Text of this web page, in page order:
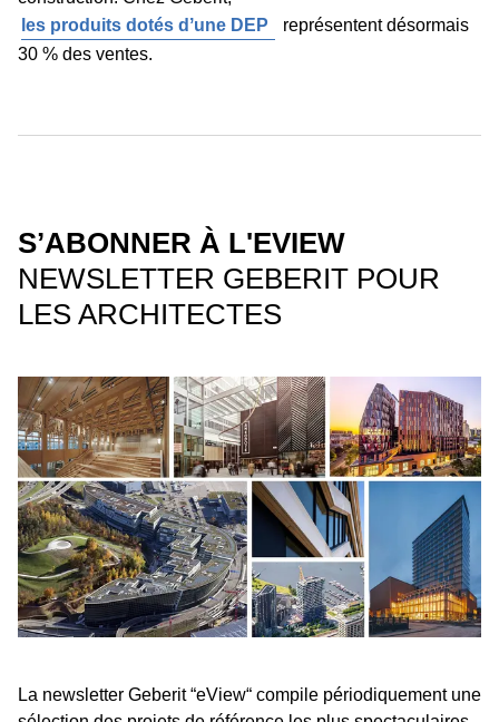
les produits dotés dʼune DEP
représentent désormais
30 % des ventes.
SʼABONNER À L'EVIEW
NEWSLETTER GEBERIT POUR
LES ARCHITECTES
La newsletter Geberit “eView“ compile périodiquement une